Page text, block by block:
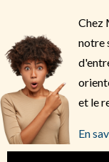
Chez
notre
et le
En